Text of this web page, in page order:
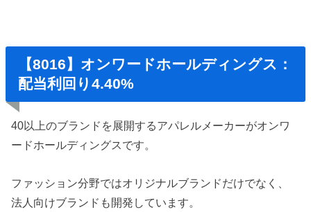
【8016】オンワードホールディングス：
配当利回り4.40%
40以上のブランドを展開するアパレルメーカーがオンワ
ードホールディングスです。
ファッション分野ではオリジナルブランドだけでなく、
法人向けブランドも開発しています。